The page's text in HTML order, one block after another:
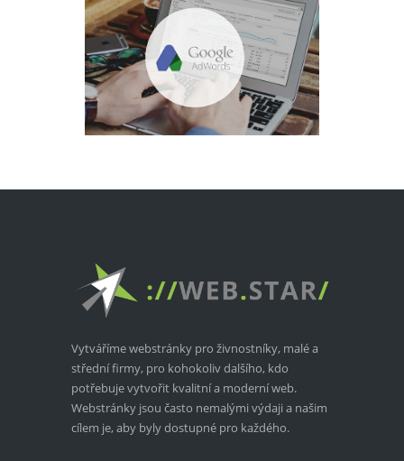
Vytváříme webstránky pro živnostníky, malé a
střední firmy, pro kohokoliv dalšího, kdo
potřebuje vytvořit kvalitní a moderní web.
Webstránky jsou často nemalými výdaji a našim
cílem je, aby byly dostupné pro každého.